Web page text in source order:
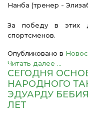
Нанба (тренер -
За победу в этих
спортсменов.
Опубликовано в
Читать далее ...
СЕГОДНЯ
НАРОДНОГО
ЭДУАРДУ
ЛЕТ